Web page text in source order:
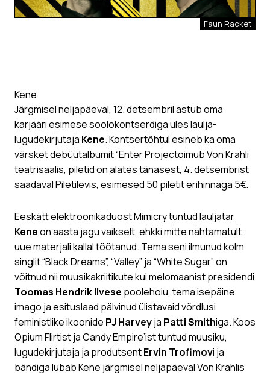
Faun Racket
Kene
Järgmisel neljapäeval, 12. detsembril astub oma
karjääri esimese soolokontserdiga üles laulja-
lugudekirjutaja Kene. Kontsertõhtul esineb ka oma
värsket debüütalbumit “Enter Projectoimub Von Krahli
teatrisaalis, piletid on alates tänasest, 4. detsembrist
saadaval Piletilevis, esimesed 50 piletit erihinnaga 5€.
Eeskätt elektroonikaduost Mimicry tuntud lauljatar
Keneon aasta jagu vaikselt, ehkki mitte nähtamatult
uue materjali kallal töötanud. Tema seni ilmunud kolm
singlit “Black Dreams”, “Valley” ja “White Sugar” on
võitnud nii muusikakriitikute kui melomaanist presidendi
Toomas Hendrik Ilvese poolehoiu, tema isepäine
imago ja esituslaad pälvinud ülistavaid võrdlusi
feministlike ikoonide PJ Harveyja Patti Smithiga. Koos
Opium Flirtist ja Candy Empire’ist tuntud muusiku,
lugudekirjutaja ja produtsentErvin Trofimovi ja
bändiga lubab Kene järgmisel neljapäeval Von Krahlis